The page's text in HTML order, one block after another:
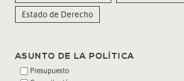
Estado de Derecho
ASUNTO DE LA POLÍTICA
Presupuesto